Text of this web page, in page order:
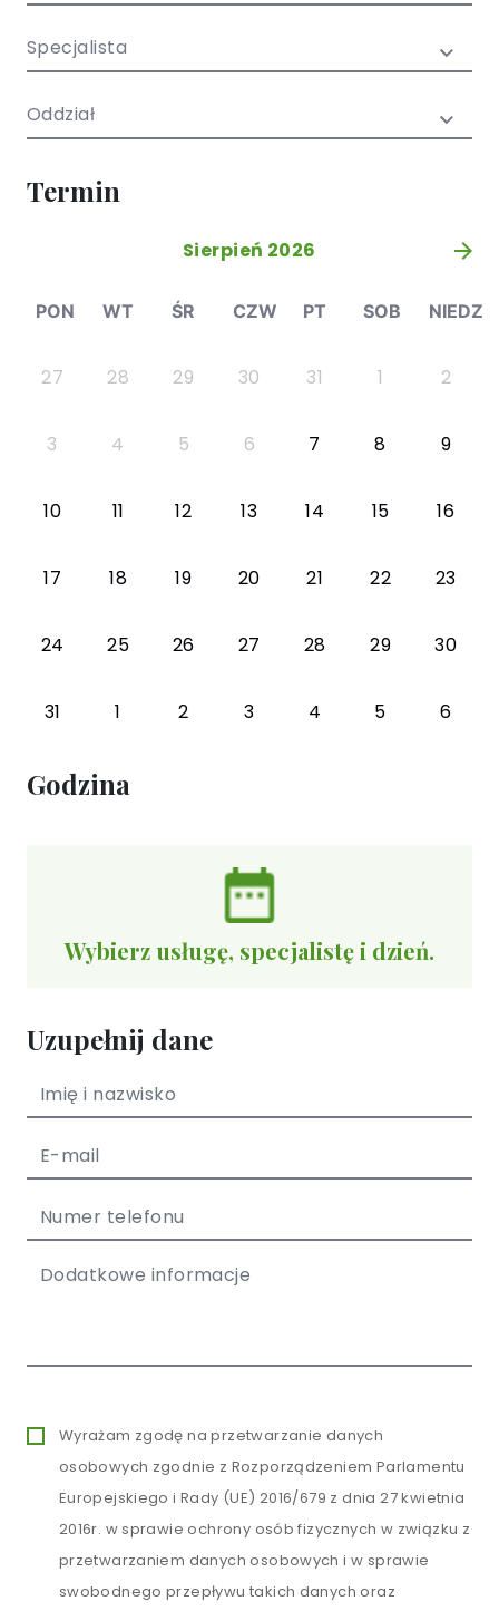
młodzieży
Specjalista
Oddział
Termin
Sierpień 2026 »
PON WT ŚR CZW PT SOB NIEDZ
27 28 29 30 31 1 2
3 4 5 6 7 8 9
10 11 12 13 14 15 16
17 18 19 20 21 22 23
24 25 26 27 28 29 30
31 1 2 3 4 5 6
Godzina
Wybierz usługę, specjalistę i dzień.
Uzupełnij dane
Wyrażam zgodę na przetwarzanie danych
osobowych zgodnie z Rozporządzeniem Parlamentu
Europejskiego i Rady (UE) 2016/679 z dnia 27 kwietnia
2016r. w sprawie ochrony osób fizycznych w związku z
przetwarzaniem danych osobowych i w sprawie
swobodnego przepływu takich danych oraz